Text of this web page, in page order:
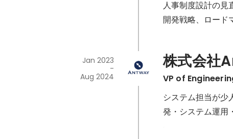
人事制度設計の見
開発戦略、ロード
株式会社
VP of
Jan 2023
-
Aug 2024
システム担当が少
発・システム運用